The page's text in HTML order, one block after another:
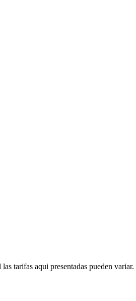
tarifas aqui presentadas pueden variar.